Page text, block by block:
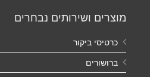
מוצרים ושירותים נבחרים
כרטיסי ביקור
ברושורים